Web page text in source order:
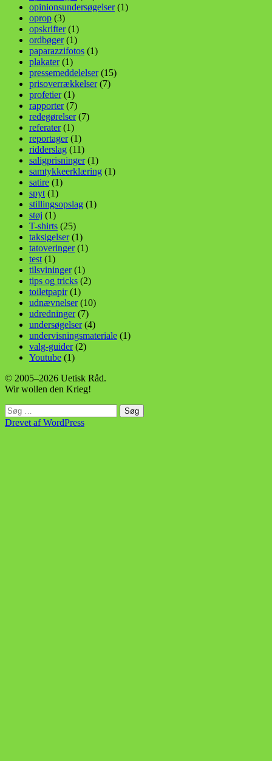
opinionsundersøgelser(1)
oprop (3)
opskrifter(1)
ordbøger(1)
paparazzifotos (1)
plakater(1)
pressemeddelelser(15)
prisoverrækkelser(7)
profetier(1)
rapporter(7)
redegørelser(7)
referater(1)
reportager(1)
ridderslag (11)
saligprisninger(1)
samtykkeerklæring (1)
satire (1)
spyt (1)
stillingsopslag (1)
støj (1)
T-shirts (25)
taksigelser(1)
tatoveringer(1)
test (1)
tilsvininger(1)
tips og tricks (2)
toiletpapir(1)
udnævnelser(10)
udredninger(7)
undersøgelser(4)
undervisningsmateriale (1)
valg-guider(2)
Youtube (1)
© 2005–2026 Uetisk Råd.
Wir wollen den Krieg!
Søg
efter:
Drevet af WordPress